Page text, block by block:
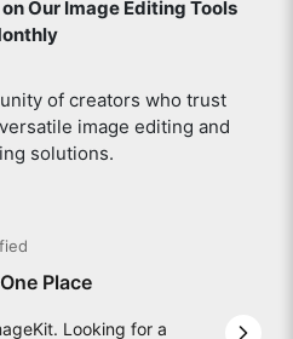
Our Image Editing Tools
of creators who trust
image editing and
solutions.
Place
Looking for a